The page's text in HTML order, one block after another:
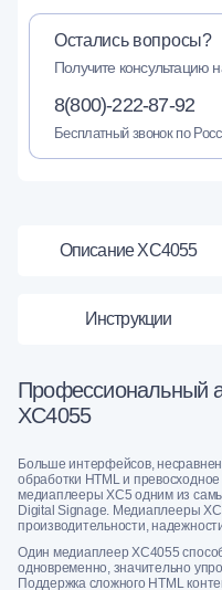
Остались вопросы?
Получите консультацию
8(800)-222-87-92
Бесплатный звонок по
Описание XC4055
Инструкции
Профессиональный
XC4055
Больше интерфейсов,
обработки HTML и
медиаплееры XC5 одним из
Digital Signage. Медиаплееры
производительности,
Один медиаплеер XC4055
одновременно, значительно
Поддержка сложного HTML